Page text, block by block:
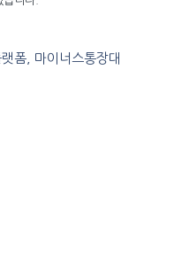
폼, 마이너스통장대